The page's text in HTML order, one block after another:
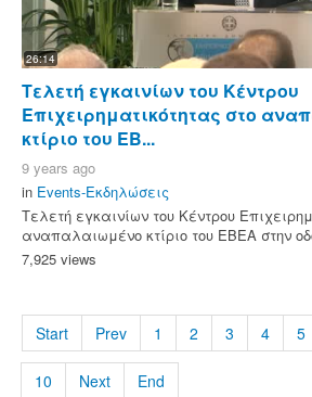
26:14
Τελετή εγκαινίων του Κέντρου
Επιχειρηματικότητας στο
κτίριο του ΕΒ...
9 years ago
in Events-Εκδηλώσεις
Τελετή εγκαινίων του Κέντρου
αναπαλαιωμένο κτίριο του ΕΒΕΑ στην
7,925 views
Start Prev 1 2 3 4 5
10 Next End